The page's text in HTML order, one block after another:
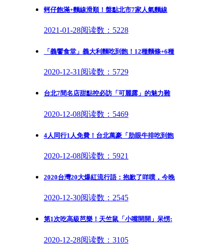
蚵仔飽滿+麵線滑順！盤點北市7家人氣麵線
2021-01-28阅读数：5228
「義饗食堂」義大利麵吃到飽！12種麵條+6種
2020-12-31 阅读数：5729
台北7間名店甜點控必訪「可麗露」的魅力難
2020-12-08阅读数：5469
4人同行1人免費！台北萬豪「肋眼牛排吃到飽
2020-12-08阅读数：5921
2020台灣20大爆紅流行語：抱歉了咩噗，今晚
2020-12-30阅读数：2545
第1次吃高級芭樂！天竺鼠「小嘴開開」呆愣:
2020-12-28阅读数：3105